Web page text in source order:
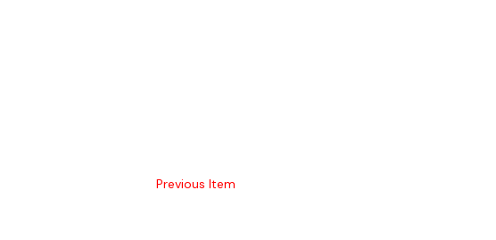
Previous Item